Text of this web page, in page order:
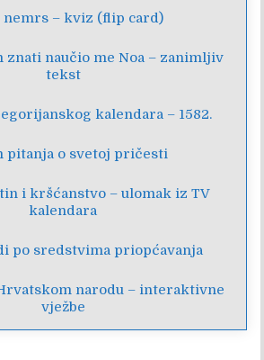
nemrs – kviz (flip card)
znati naučio me Noa – zanimljiv
tekst
kalendara – 1582.
pitanja o svetoj pričesti
i kršćanstvo – ulomak iz TV
kalendara
po sredstvima priopćavanja
narodu – interaktivne
vježbe